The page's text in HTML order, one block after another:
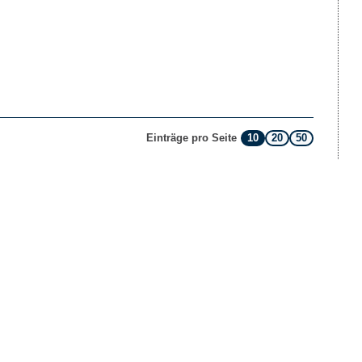
Einträge pro Seite 10 20 50